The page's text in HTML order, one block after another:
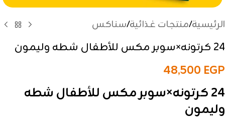
الرئيسية/منتجات غذائية/سناكس
24 كرتونه×سوبر مكس للأطفال شطه وليمون
48,500 EGP
24 كرتونه×سوبر مكس للأطفال شطه
وليمون